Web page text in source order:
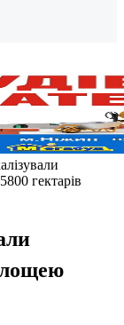
гектарів